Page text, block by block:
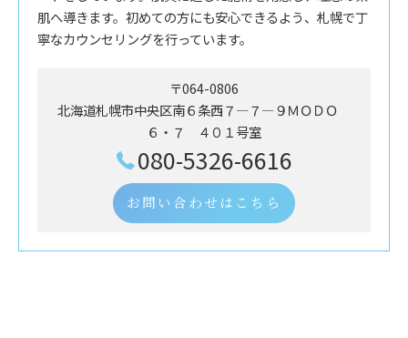
肌へ導きます。初めての方にも安心できるよう、札幌で丁
寧なカウンセリングを行っています。
〒064-0806
北海道札幌市中央区南６条西７―７―９ＭＯＤＯ
６・７ ４０１号室
080-5326-6616
お問い合わせはこちら